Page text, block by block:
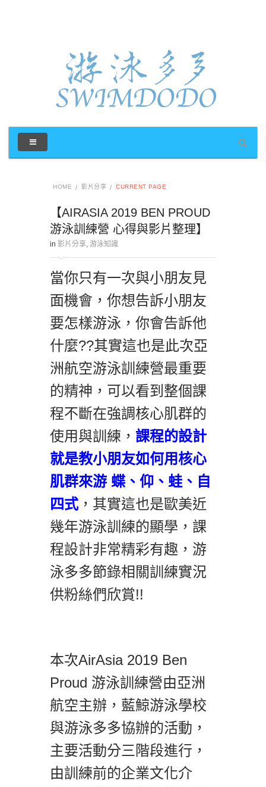
HOME 影片分享 CURRENT PAGE
【AIRASIA 2019 BEN PROUD
游泳訓練營 心得與影片整理】
in 影片分享, 游泳知識
當你只有一次與小朋友見
面機會，你想告訴小朋友
要怎樣游泳，你會告訴他
什麼??其實這也是此次亞
洲航空游泳訓練營最重要
的精神，可以看到整個課
程不斷在強調核心肌群的
使用與訓練， 課程的設計
就是教小朋友如何用核心
肌群來游 蝶、仰、蛙、自
四式，其實這也是歐美近
幾年游泳訓練的顯學，課
程設計非常精彩有趣，游
泳多多節錄相關訓練實況
供粉絲們欣賞!!
本次AirAsia 2019 Ben
Proud 游泳訓練營由亞洲
航空主辦，藍鯨游泳學校
與游泳多多協辦的活動，
主要活動分三階段進行，
由訓練前的企業文化介